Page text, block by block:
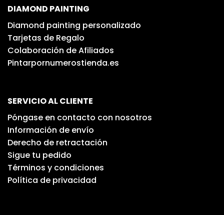
DIAMOND PAINTING
Diamond painting personalizado
Tarjetas de Regalo
Colaboración de Afiliados
Pintarpornumerostienda.es
SERVICIO AL CLIENTE
Póngase en contacto con nosotros
Información de envío
Derecho de retractación
Sigue tu pedido
Términos y condiciones
Política de privacidad